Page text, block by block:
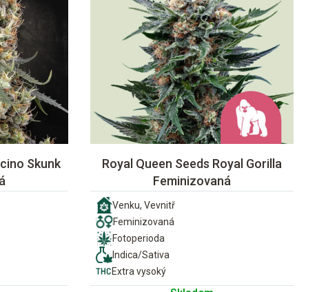
Skunk
Royal Queen Seeds Royal Gorilla
Feminizovaná
Venku, Vevnitř
Feminizovaná
Fotoperioda
Indica/Sativa
Extra vysoký